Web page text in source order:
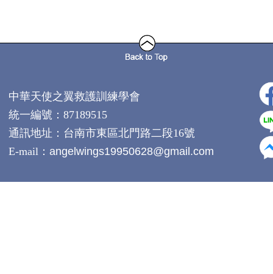
中華天使之翼救護訓練學會
統一編號：87189515
通訊地址： 台南市東區北門路二段16號
E-mail：angelwings19950628@gmail.com